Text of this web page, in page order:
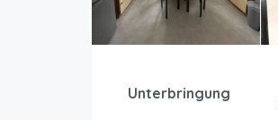
Unterbringung